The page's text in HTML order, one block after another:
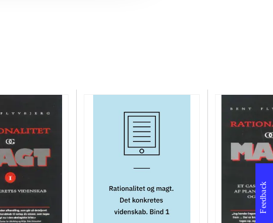
Feedback